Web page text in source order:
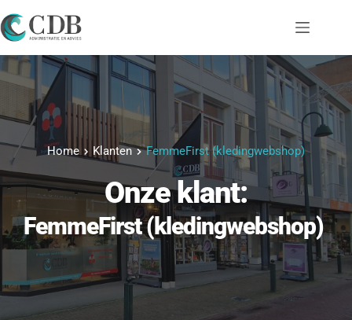
naar
de
Home Klanten FemmeFirst (kledingwebshop)
Onze klant:
FemmeFirst (kledingwebshop)